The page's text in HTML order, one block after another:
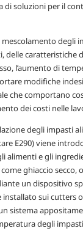
di soluzioni per il
degli
delle caratteristiche
l’aumento di
modifiche
che comportano
dei costi nelle
degli impasti
E290) viene
alimenti e gli
ghiaccio secco,
un dispositivo
installato sui cutters
sistema
degli